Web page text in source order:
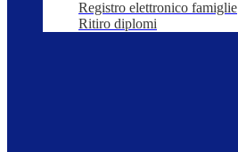
Registro elettronico famiglie
Ritiro diplomi